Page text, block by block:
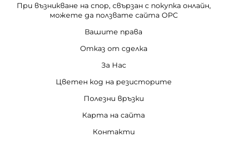
При възникване на спор, свързан с покупка онлайн,
можете да ползвате сайта ОРС
Вашите права
Отказ от сделка
За Нас
Цветен код на резисторите
Полезни връзки
Карта на сайта
Контакти